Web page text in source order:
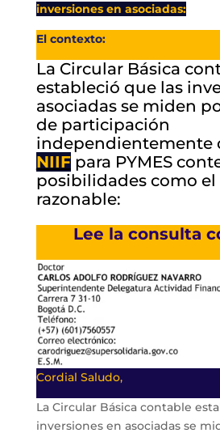
inversiones en asociadas:
El contexto:
La Circular Básica
estableció que las
asociadas se miden
de participación
independientemente
NIIFpara PYMES
posibilidades como el
razonable:
Lee la consulta
Cordial Saludo,
La Circular Básica contable
inversiones en asociadas se